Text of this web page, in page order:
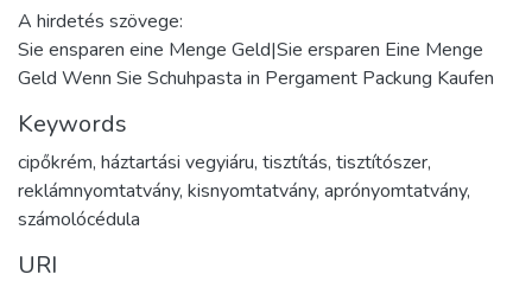
A hirdetés szövege:
Sie ensparen eine Menge Geld|Sie ersparen Eine Menge
Geld Wenn Sie Schuhpasta in Pergament Packung Kaufen
Keywords
cipőkrém, háztartási vegyiáru, tisztítás, tisztítószer,
reklámnyomtatvány, kisnyomtatvány, aprónyomtatvány,
számolócédula
URI